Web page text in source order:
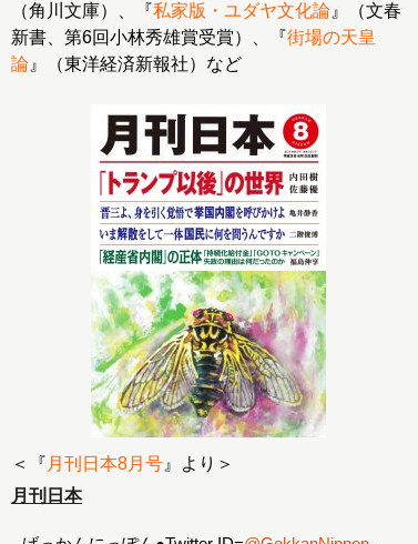
（角川文庫）、『私家版・ユダヤ文化論 』（文春
新書、第6回小林秀雄賞受賞）、『街場の天皇
論 』（東洋経済新報社）など
＜『 月刊日本8月号 』より＞
月刊日本